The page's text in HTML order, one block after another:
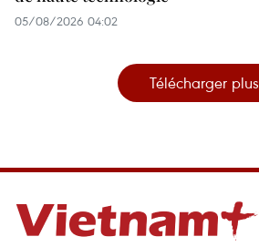
05/08/2026 04:02
Télécharger plus